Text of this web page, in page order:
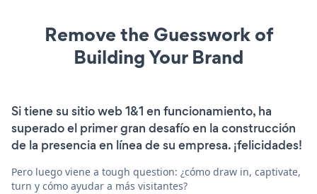
Remove the Guesswork of
Building Your Brand
Si tiene su sitio web 1&1 en funcionamiento, ha
superado el primer gran desafío en la construcción
de la presencia en línea de su empresa. ¡felicidades!
Pero luego viene a tough question: ¿cómo draw in, captivate,
turn y cómo ayudar a más visitantes?